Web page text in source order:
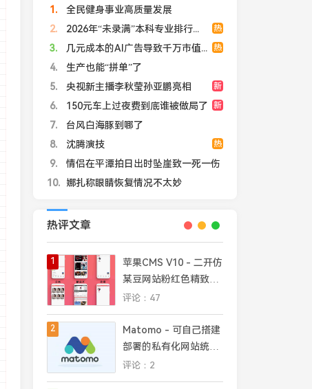
1
全民健身事业高质量发展
2
热
2026年“未录满”本科专业排行榜出炉
3
热
几元成本的AI广告导致千万市值蒸发
4
生产也能“拼单”了
5
新
央视新主播李秋莹孙亚鹏亮相
6
新
150元车上过夜费到底谁被做局了
7
台风白海豚到哪了
8
热
沈腾演技
9
情侣在平潭拍日出时坠崖致一死一伤
10
娜扎称眼睛恢复情况不太妙
热评文章
1
苹果CMS V10 - 二开仿
某豆网站粉红色精致模
板
评论：47
2
Matomo - 可自己搭建
部署的私有化网站统计
平台，完全掌控网站数
据安全和隐私
评论：2